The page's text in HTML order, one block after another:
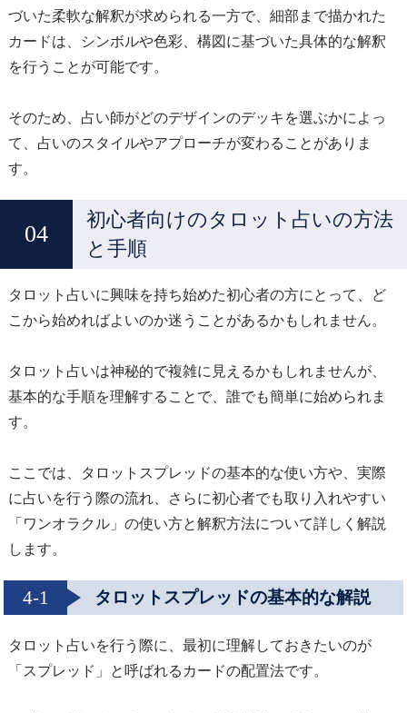
づいた柔軟な解釈が求められる一方で、細部まで描かれた
カードは、シンボルや色彩、構図に基づいた具体的な解釈
を行うことが可能です。
そのため、占い師がどのデザインのデッキを選ぶかによっ
て、占いのスタイルやアプローチが変わることがありま
す。
初心者向けのタロット占いの方法
と手順
タロット占いに興味を持ち始めた初心者の方にとって、ど
こから始めればよいのか迷うことがあるかもしれません。
タロット占いは神秘的で複雑に見えるかもしれませんが、
基本的な手順を理解することで、誰でも簡単に始められま
す。
ここでは、タロットスプレッドの基本的な使い方や、実際
に占いを行う際の流れ、さらに初心者でも取り入れやすい
「ワンオラクル」の使い方と解釈方法について詳しく解説
します。
4-1 タロットスプレッドの基本的な解説
タロット占いを行う際に、最初に理解しておきたいのが
「スプレッド」と呼ばれるカードの配置法です。